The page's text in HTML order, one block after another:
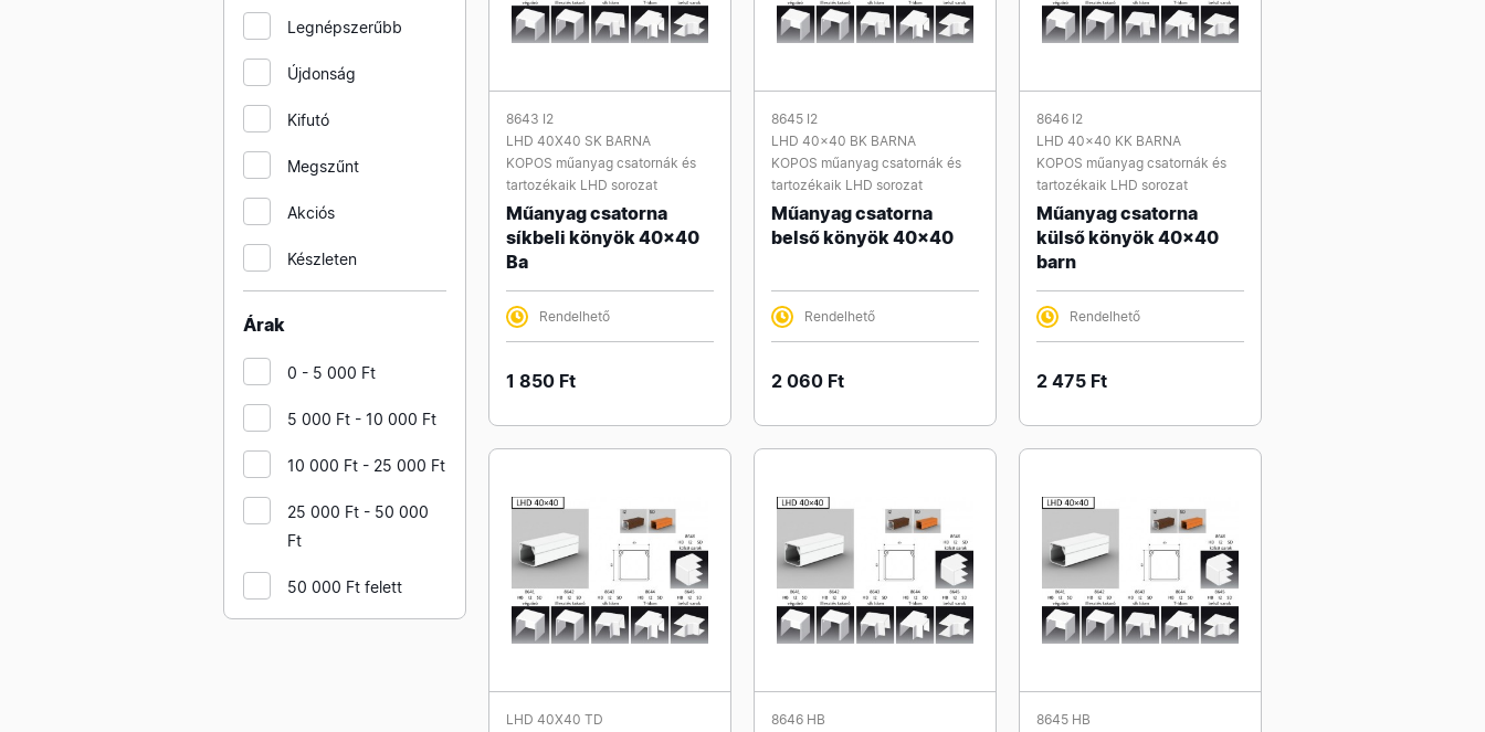
csatornák és tartozékaik
DLP S sorozat
KOPOS műanyag csatornák
kiegészítői
KOPOS süllyesztett
Legnépszerűbb
Újdonság
Kifutó
Megszűnt
Akciós
Készleten
Árak
0 - 5 000 Ft
5 000 Ft - 10 000 Ft
10 000 Ft - 25 000 Ft
25 000 Ft - 50 000
Ft
50 000 Ft felett
8643 I2
LHD 40X40 SK BARNA
KOPOS műanyag csatornák és
tartozékaik LHD sorozat
Műanyag csatorna
síkbeli könyök 40x40
Ba
Rendelhető
1 850 Ft
8645 I2
LHD 40x40 BK BARNA
KOPOS műanyag csatornák és
tartozékaik LHD sorozat
Műanyag csatorna
belső könyök 40x40
Rendelhető
2 060 Ft
8646 I2
LHD 40x40 KK BARNA
KOPOS műanyag csatornák és
tartozékaik LHD sorozat
Műanyag csatorna
külső könyök 40x40
barn
Rendelhető
2 475 Ft
LHD 40X40 TD
8646 HB
8645 HB